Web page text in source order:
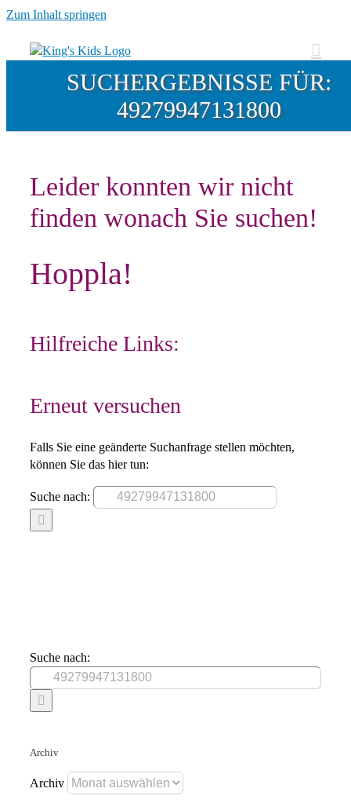
Zum Inhalt springen
SUCHERGEBNISSE FÜR:
49279947131800
Leider konnten wir nicht
finden wonach Sie suchen!
Hoppla!
Hilfreiche Links:
Erneut versuchen
Falls Sie eine geänderte Suchanfrage stellen möchten,
können Sie das hier tun:
Suche nach:
Suche nach:
Archiv
Archiv